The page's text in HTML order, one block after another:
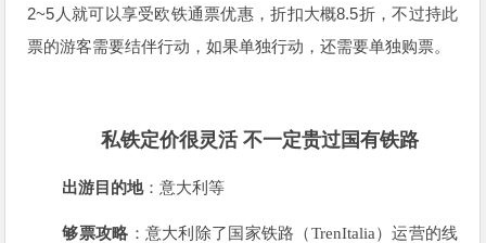
2~5 人就可以享受欧铁通票优惠，折扣大概8.5折，不过持此
票的游客需要结伴行动，如果单独行动，还需要单独购票。
私铁定价很灵活 不一定贵过国有铁路
出游目的地：意大利等
够票攻略 ：意大利除了国家铁路（TrenItalia）运营的线